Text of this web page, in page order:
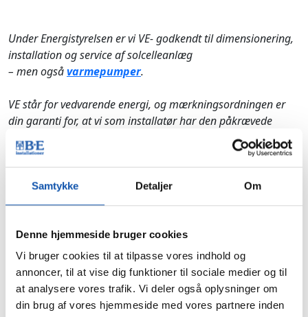
Samtykke Detaljer Om
Denne hjemmeside bruger cookies
Vi bruger cookies til at tilpasse vores indhold og
annoncer, til at vise dig funktioner til sociale medier og til
at analysere vores trafik. Vi deler også oplysninger om
din brug af vores hjemmeside med vores partnere inden
Under Energistyrelsen er vi VE- godkendt til dimensionering,
installation og service af solcelleanlæg
– men ogsåvarmepumper.
VE står for vedvarende energi, og mærkningsordningen er
din garanti for, at vi som installatør har den påkrævede
indsigt og uddannelse indenfor solcelleanlæg.
Her får du et kort overblik over
solcellers fordele:
Et solcelleanlæg er en investering, der tjener sig